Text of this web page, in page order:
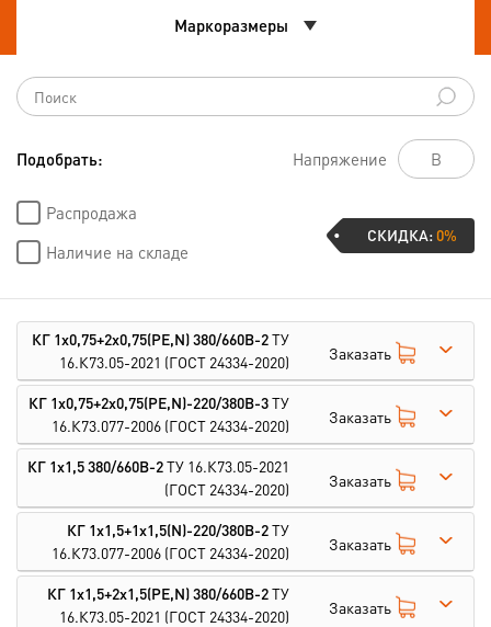
Маркоразмеры
Подобрать: Напряжение
Распродажа
Наличие на складе
СКИДКА:0%
КГ 1х0,75+2х0,75(PE,N) 380/660В-2ТУ
16.К73.05-2021 (ГОСТ 24334-2020) Заказать
КГ 1х0,75+2х0,75(PE,N)-220/380В-3ТУ
16.К73.077-2006 (ГОСТ 24334-2020) Заказать
КГ 1х1,5 380/660В-2ТУ 16.К73.05-2021
(ГОСТ 24334-2020)
Заказать
КГ 1х1,5+1х1,5(N)-220/380В-2ТУ
16.К73.077-2006 (ГОСТ 24334-2020) Заказать
КГ 1х1,5+2х1,5(PE,N) 380/660В-2ТУ
16.К73.05-2021 (ГОСТ 24334-2020) Заказать